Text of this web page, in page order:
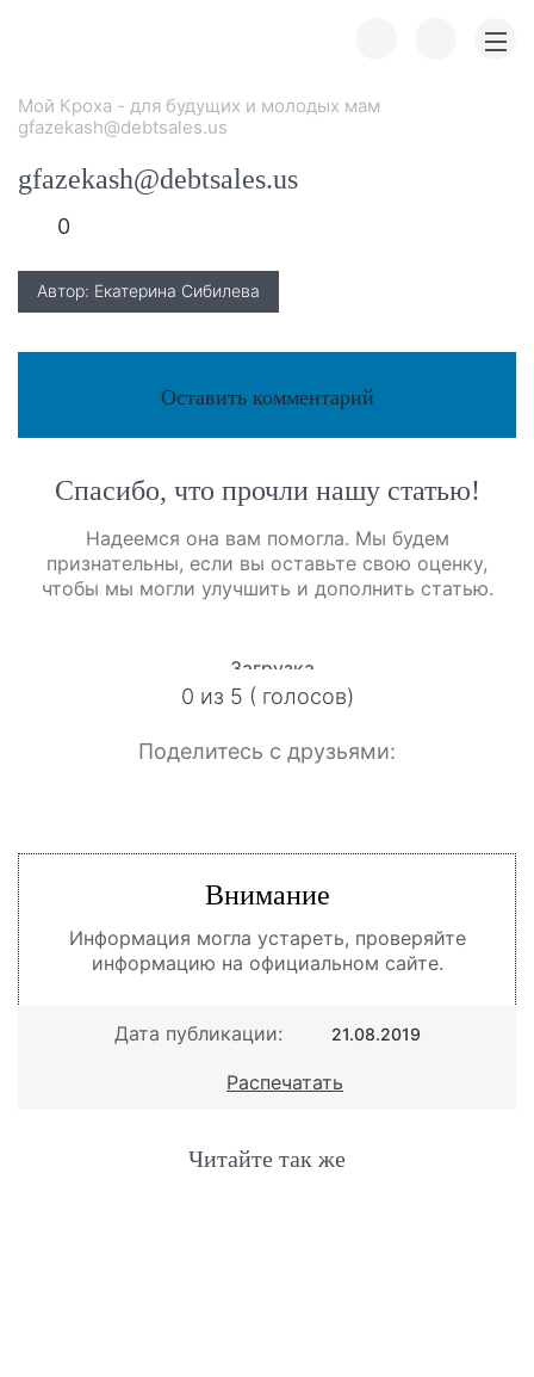
Мой Кроха - для будущих и молодых мам
gfazekash@debtsales.us
gfazekash@debtsales.us
0
Автор: Екатерина Сибилева
Оставить комментарий
Спасибо, что прочли нашу статью!
Надеемся она вам помогла. Мы будем
признательны, если вы оставьте свою оценку,
чтобы мы могли улучшить и дополнить статью.
Загрузка...
0 из 5 ( голосов)
Поделитесь с друзьями:
Внимание
Информация могла устареть, проверяйте
информацию на официальном сайте.
Дата публикации: 21.08.2019
Распечатать
Читайте так же